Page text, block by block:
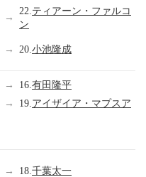
→
22. ティアーン・ファルコ
ン
→ 20.小池隆成
→ 16. 有田隆平
→ 19. アイザイア・マプスア
→ 18. 千葉太一